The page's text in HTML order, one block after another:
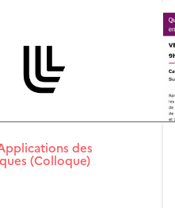
des
(Colloque)